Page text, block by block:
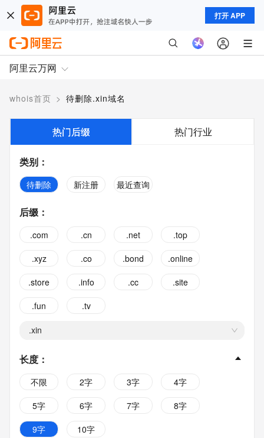
打开 APP
阿里云万网
whois首页 > 待删除.xin域名
热门后缀 热门行业
类别 ：
待删除 新注册 最近查询
后缀 ：
.com .cn .net
.top
.xyz
.co .bond
.online
.store
.info .cc
.site
.fun
.tv
.xin
长度 ：
不限 2字 3字
4字
5字
6字 7字
8字
9字
10字